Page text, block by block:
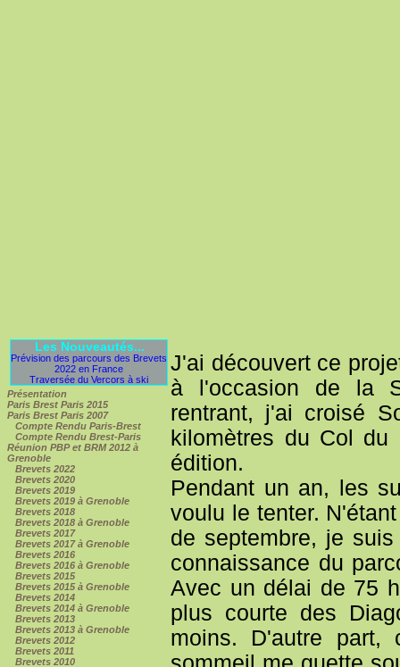
Les Nouveautés...
Prévision des parcours des Brevets
2022 en France
Traversée du Vercors à ski
Présentation
Paris Brest Paris 2015
Paris Brest Paris 2007
Compte Rendu Paris-Brest
Compte Rendu Brest-Paris
Réunion PBP et BRM 2012 à
Grenoble
Brevets 2022
Brevets 2020
Brevets 2019
Brevets 2019 à Grenoble
Brevets 2018
Brevets 2018 à Grenoble
Brevets 2017
Brevets 2017 à Grenoble
Brevets 2016
Brevets 2016 à Grenoble
Brevets 2015
Brevets 2015 à Grenoble
Brevets 2014
Brevets 2014 à Grenoble
Brevets 2013
Brevets 2013 à Grenoble
Brevets 2012
Brevets 2011
Brevets 2010
J'ai découvert ce
à l'occasion de la
rentrant, j'ai croisé
kilomètres du Col du
édition.
Pendant un an, les
voulu le tenter.
de septembre, je
connaissance du
Avec un délai de 75
plus courte des
moins. D'autre part,